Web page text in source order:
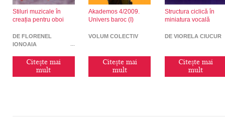
Stiluri muzicale în
creația pentru oboi
DE FLORENEL
IONOAIA
Citește mai
mult
Akademos 4/2009.
Univers baroc (I)
VOLUM COLECTIV
Citește mai
mult
Structura ciclică în
miniatura vocală
DE VIORELA CIUCUR
Citește mai
mult